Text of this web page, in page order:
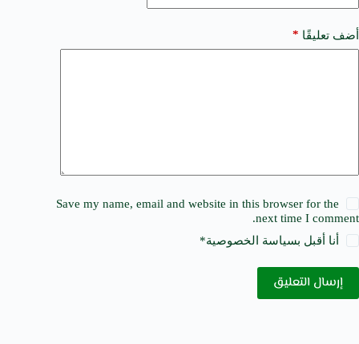
أضف تعليقًا *
Save my name, email and website in this browser for the
next time I comment.
أنا أقبل بسياسة الخصوصية*
إرسال التعليق